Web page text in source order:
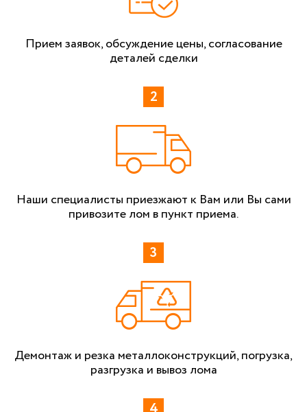
Прием заявок, обсуждение цены, согласование
деталей сделки
Наши специалисты приезжают к Вам или Вы сами
привозите лом в пункт приема.
Демонтаж и резка металлоконструкций, погрузка,
разгрузка и вывоз лома